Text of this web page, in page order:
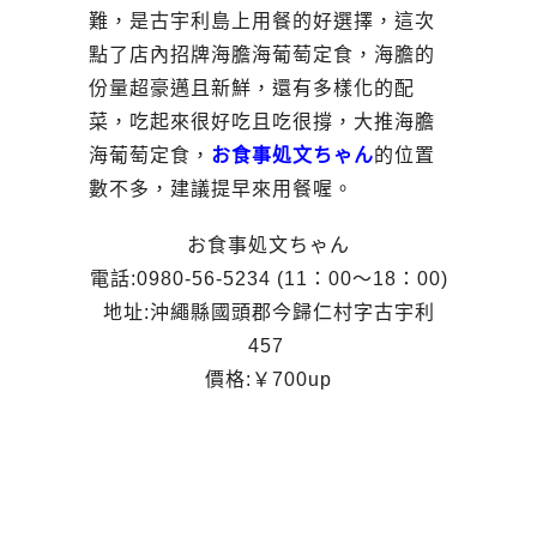
難，是古宇利島上用餐的好選擇，這次
點了店內招牌海膽海葡萄定食，海膽的
份量超豪邁且新鮮，還有多樣化的配
菜，吃起來很好吃且吃很撐，大推海膽
海葡萄定食， お食事処文ちゃん的位置
數不多，建議提早來用餐喔。
お食事処文ちゃん
電話:0980-56-5234 (11：00～18：00)
地址:沖繩縣國頭郡今歸仁村字古宇利
457
價格:￥700up